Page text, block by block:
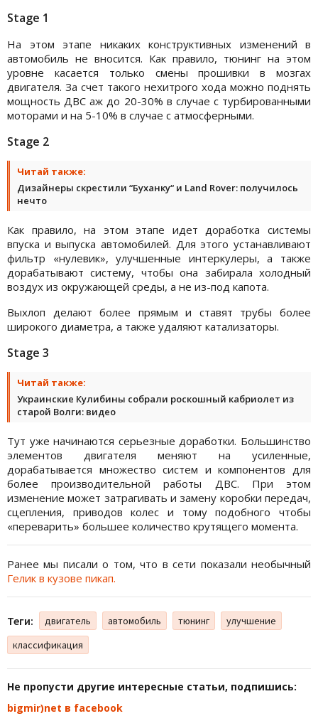
Stage 1
На этом этапе никаких конструктивных изменений в
автомобиль не вносится. Как правило, тюнинг на этом
уровне касается только смены прошивки в мозгах
двигателя. За счет такого нехитрого хода можно поднять
мощность ДВС аж до 20-30% в случае с турбированными
моторами и на 5-10% в случае с атмосферными.
Stage 2
Читай также:
Дизайнеры скрестили “Буханку“ и Land Rover: получилось
нечто
Как правило, на этом этапе идет доработка системы
впуска и выпуска автомобилей. Для этого устанавливают
фильтр «нулевик», улучшенные интеркулеры, а также
дорабатывают систему, чтобы она забирала холодный
воздух из окружающей среды, а не из-под капота.
Выхлоп делают более прямым и ставят трубы более
широкого диаметра, а также удаляют катализаторы.
Stage 3
Читай также:
Украинские Кулибины собрали роскошный кабриолет из
старой Волги: видео
Тут уже начинаются серьезные доработки. Большинство
элементов двигателя меняют на усиленные,
дорабатывается множество систем и компонентов для
более производительной работы ДВС. При этом
изменение может затрагивать и замену коробки передач,
сцепления, приводов колес и тому подобного чтобы
«переварить» большее количество крутящего момента.
Ранее мы писали о том, что в сети показали необычный
Гелик в кузове пикап.
Теги: двигатель автомобиль тюнинг
улучшение
классификация
Не пропусти другие интересные статьи, подпишись:
bigmir)net в facebook